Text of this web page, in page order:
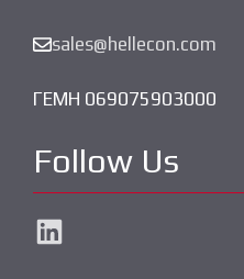
sales@hellecon.com
ΓΕΜΗ 069075903000
Follow Us
LinkedIn